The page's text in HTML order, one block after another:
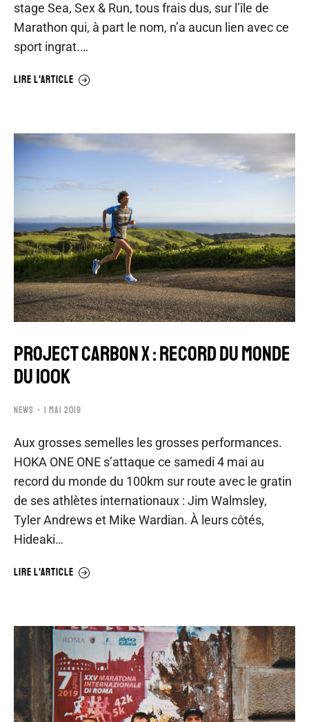
stage Sea, Sex & Run, tous frais dus, sur l’île de
Marathon qui, à part le nom, n’a aucun lien avec ce
sport ingrat.…
LIRE L'ARTICLE
PROJECT CARBON X : RECORD DU MONDE
DU 100K
NEWS 1 MAI 2019
Aux grosses semelles les grosses performances.
HOKA ONE ONE s’attaque ce samedi 4 mai au
record du monde du 100km sur route avec le gratin
de ses athlètes internationaux : Jim Walmsley,
Tyler Andrews et Mike Wardian. À leurs côtés,
Hideaki…
LIRE L'ARTICLE